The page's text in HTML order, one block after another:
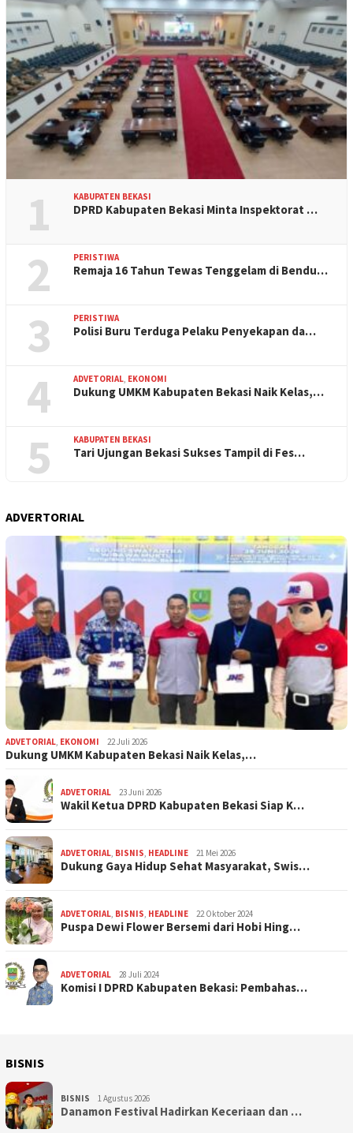
1 KABUPATEN BEKASI
DPRD Kabupaten Bekasi Minta Inspektorat …
2 PERISTIWA
Remaja 16 Tahun Tewas Tenggelam di Bendu…
3 PERISTIWA
Polisi Buru Terduga Pelaku Penyekapan da…
4 ADVETORIAL, EKONOMI
Dukung UMKM Kabupaten Bekasi Naik Kelas,…
5 KABUPATEN BEKASI
Tari Ujungan Bekasi Sukses Tampil di Fes…
ADVERTORIAL
ADVETORIAL, EKONOMI 22 Juli 2026
Dukung UMKM Kabupaten Bekasi Naik Kelas,…
ADVETORIAL 23 Juni 2026
Wakil Ketua DPRD Kabupaten Bekasi Siap K…
ADVETORIAL, BISNIS, HEADLINE 21 Mei 2026
Dukung Gaya Hidup Sehat Masyarakat, Swis…
ADVETORIAL, BISNIS, HEADLINE 22 Oktober 2024
Puspa Dewi Flower Bersemi dari Hobi Hing…
ADVETORIAL 28 Juli 2024
Komisi I DPRD Kabupaten Bekasi: Pembahas…
BISNIS
BISNIS 1 Agustus 2026
Danamon Festival Hadirkan Keceriaan dan …